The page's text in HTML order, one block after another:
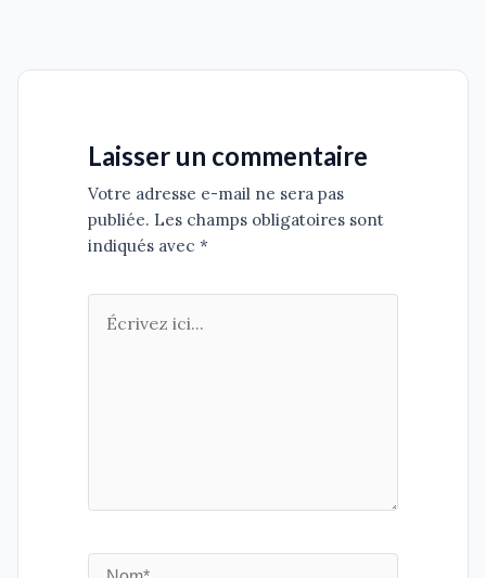
Laisser un commentaire
Votre adresse e-mail ne sera pas
publiée. Les champs obligatoires sont
indiqués avec *